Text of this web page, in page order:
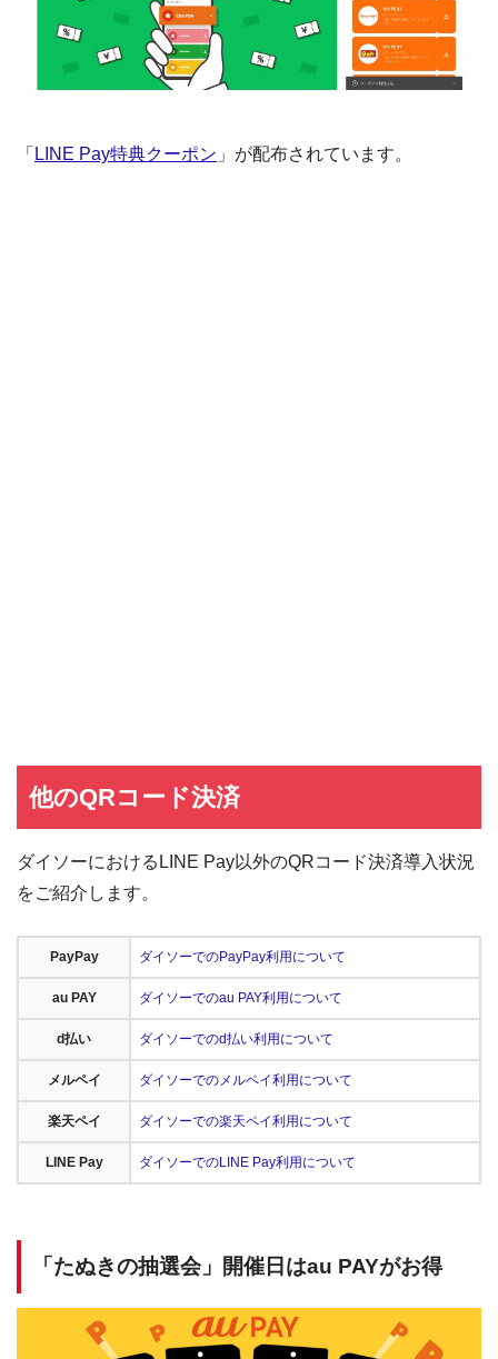
「 LINE Pay特典クーポン 」が配布されています。
他のQRコード決済
ダイソーにおけるLINE Pay以外のQRコード決済導入状況
をご紹介します。
PayPay ダイソーでのPayPay利用について
au PAY ダイソーでのau PAY利用について
d払い ダイソーでのd払い利用について
メルペイ ダイソーでのメルペイ利用について
楽天ペイ ダイソーでの楽天ペイ利用について
LINE Pay ダイソーでのLINE Pay利用について
「たぬきの抽選会」開催日はau PAYがお得